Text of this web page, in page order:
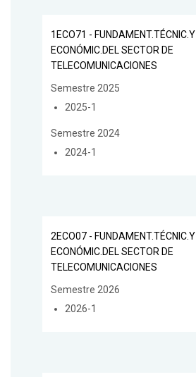
1ECO71 - FUNDAMENT.TÉCNIC.Y
ECONÓMIC.DEL SECTOR DE
TELECOMUNICACIONES
Semestre 2025
2025-1
Semestre 2024
2024-1
2ECO07 - FUNDAMENT.TÉCNIC.Y
ECONÓMIC.DEL SECTOR DE
TELECOMUNICACIONES
Semestre 2026
2026-1